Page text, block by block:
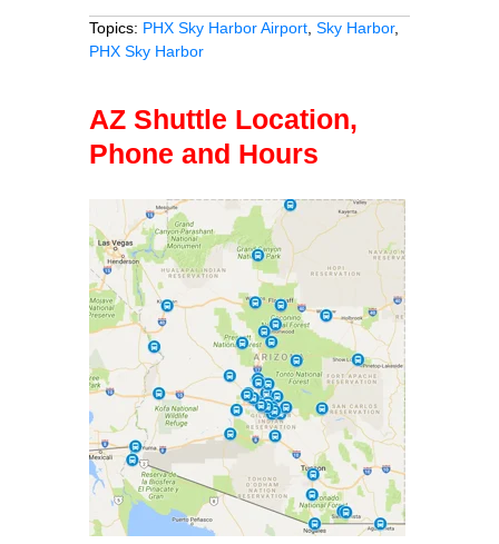
Topics: PHX Sky Harbor Airport Sky Harbor,
PHX Sky Harbor
AZ Shuttle Location,
Phone and Hours